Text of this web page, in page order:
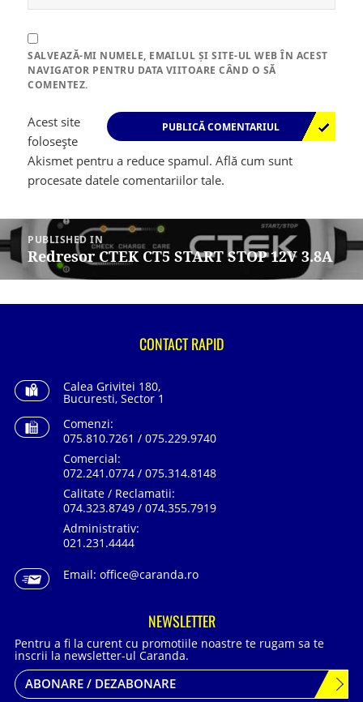
SALVEAZĂ-MI NUMELE, EMAILUL ȘI SITE-UL WEB ÎN ACEST
NAVIGATOR PENTRU DATA VIITOARE CÂND O SĂ
COMENTEZ.
Acest site
folosește
Akismet pentru a reduce spamul.Află cum sunt
procesate datele comentariilor tale.
Navigare
în
articole
PUBLISHED IN
Redresor CTEK CT5 START STOP 12V 3.8A
CONTACT RAPID
Calea Grivitei 180,
Bucuresti, Sector 1
Comenzi:
075.810.7261 / 075.229.9740
Comercial:
072.241.0774 / 075.314.8148
Calitate / Reclamatii:
074.323.8749 / 074.355.7919
Administrativ:
021.231.4444
Email: office@caranda.ro
NEWSLETTER
Pentru a fi la curent cu promotiile noastre te rugam sa te
inscrii la newsletter-ul Caranda.
ABONARE / DEZABONARE